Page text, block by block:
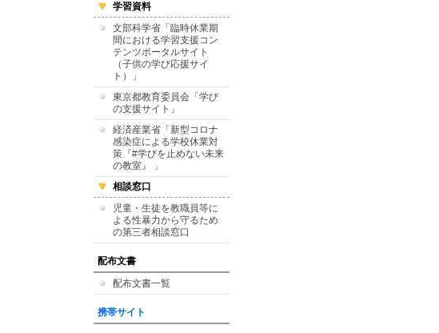
学習資料
文部科学省「臨時休業期
間における学習支援コン
テンツポータルサイト
（子供の学び応援サイ
ト）」
東京都教育委員会「学び
の支援サイト」
経済産業省「新型コロナ
感染症による学校休業対
策『#学びを止めない未来
の教室』 」
相談窓口
児童・生徒を教職員等に
よる性暴力から守るため
の第三者相談窓口
配布文書
配布文書一覧
携帯サイト